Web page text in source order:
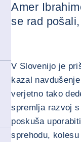
Amer
se rad
V Slovenijo je
kazal
verjetno tako
spremlja razvoj
poskuša
sprehodu,